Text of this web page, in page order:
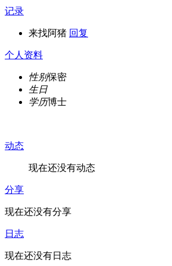
记录
来找阿猪 回复
个人资料
性别保密
生日
学历博士
动态
现在还没有动态
分享
现在还没有分享
日志
现在还没有日志